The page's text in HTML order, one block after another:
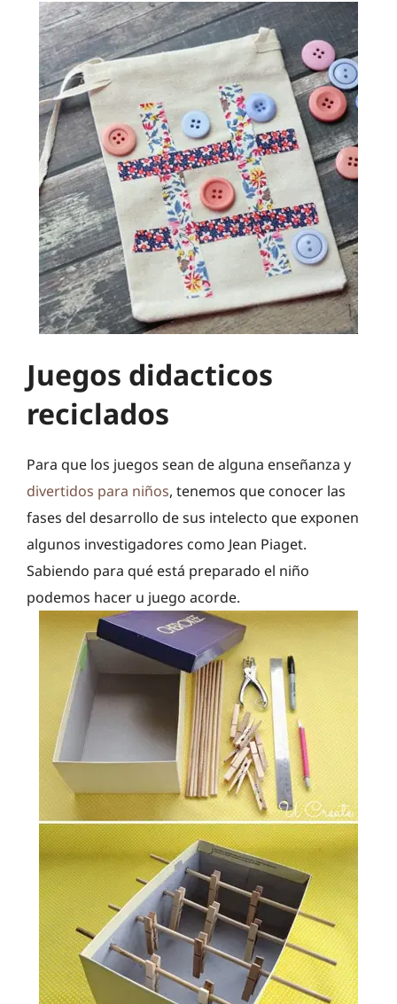
Juegos didacticos
reciclados
Para que los juegos sean de alguna enseñanza y
divertidos para niños, tenemos que conocer las
fases del desarrollo de sus intelecto que exponen
algunos investigadores como Jean Piaget.
Sabiendo para qué está preparado el niño
podemos hacer u juego acorde.